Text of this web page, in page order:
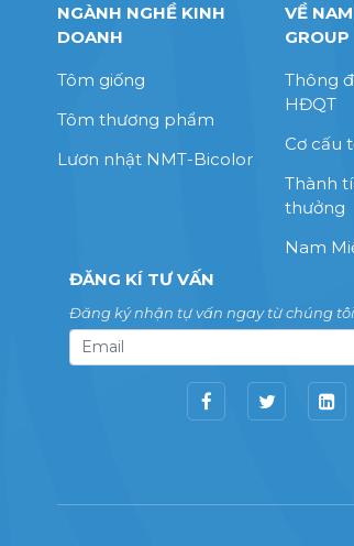
NGÀNH NGHỀ KINH
DOANH
Tôm giống
Tôm thương phẩm
Lươn nhật NMT-Bicolor
VỀ
GROUP
Thông
HĐQT
Cơ cấu
Thành
thưởng
Nam
ĐĂNG KÍ TƯ VẤN
Đăng ký nhận tự vấn ngay từ chúng tôi